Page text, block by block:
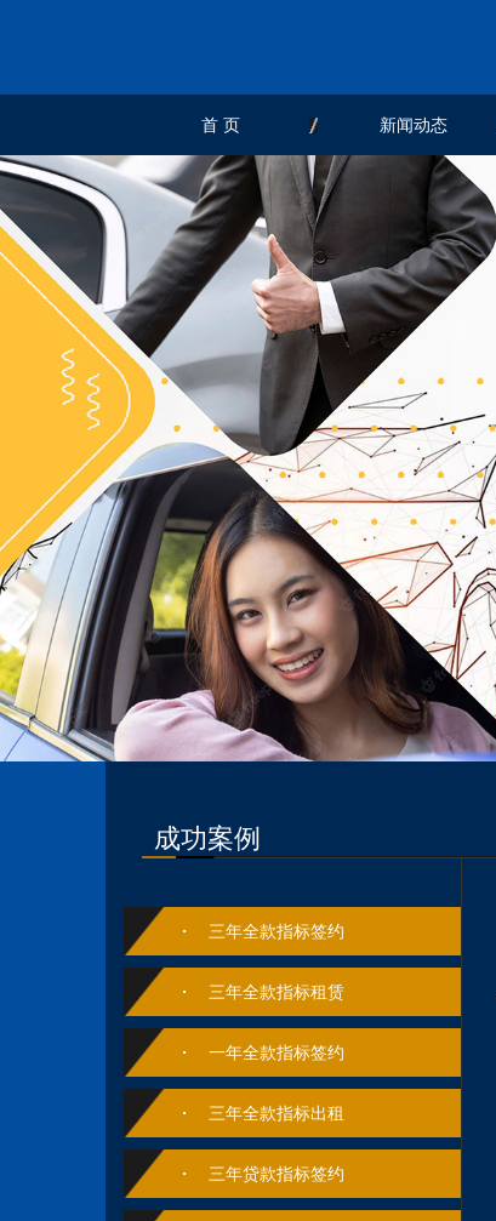
首 页 新闻动态
成功案例
三年全款指标签约
三年全款指标租赁
一年全款指标签约
三年全款指标出租
三年贷款指标签约